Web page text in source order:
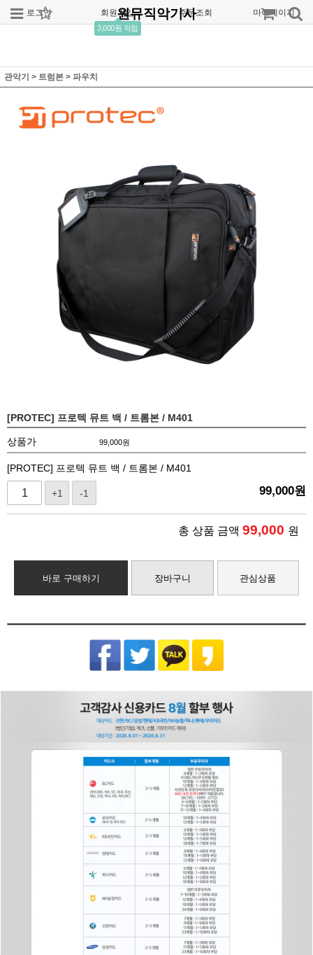
로그인 회원가입
3,000원 적립
주문조회 마이페이지
원뮤직악기사
관악기 > 트럼본 > 파우치
[PROTEC] 프로텍 뮤트 백 / 트롬본 / M401
상품가 99,000원
[PROTEC] 프로텍 뮤트 백 / 트롬본 / M401
+1 -1 99,000원
총 상품 금액 99,000 원
바로 구매하기 장바구니 관심상품